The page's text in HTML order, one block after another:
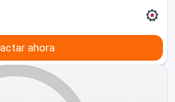
ahora